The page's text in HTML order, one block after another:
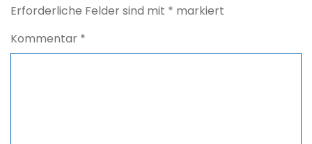
Erforderliche Felder sind mit * markiert
Kommentar *